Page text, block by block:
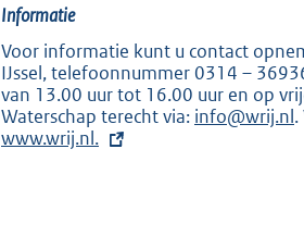
Informatie
Voor informatie kunt u contact
IJssel, telefoonnummer 0314 –
van 13.00 uur tot 16.00 uur en op
Waterschap terecht via: info@wrij.nl
www.wrij.nl.